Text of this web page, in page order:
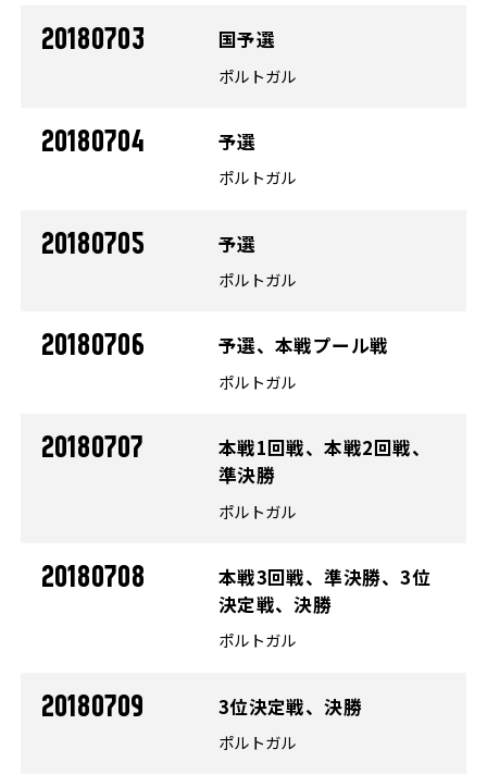
20180703 国予選
ポルトガル
20180704 予選
ポルトガル
20180705 予選
ポルトガル
20180706 予選、本戦プール戦
ポルトガル
20180707
本戦1回戦、本戦2回戦、
準決勝
ポルトガル
20180708
本戦3回戦、準決勝、3位
決定戦、決勝
ポルトガル
20180709 3位決定戦、決勝
ポルトガル